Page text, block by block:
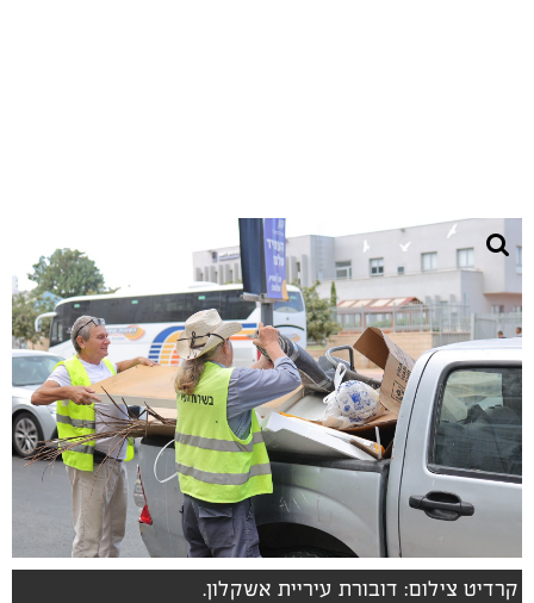
קרדיט צילום: דובורת עיריית אשקלון.